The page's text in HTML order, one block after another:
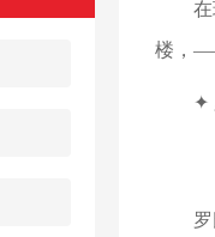
在瑞
楼，
✦
罗氏